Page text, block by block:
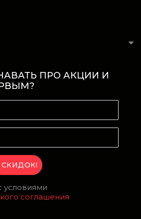
ПРО АКЦИИ И
условиями
соглашения